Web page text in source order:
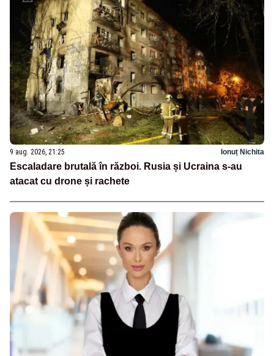
9 aug. 2026, 21:25 Ionuț Nichita
Escaladare brutală în război. Rusia și Ucraina s-au
atacat cu drone și rachete